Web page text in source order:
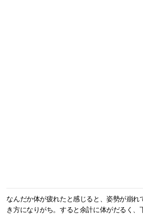
なんだか体が疲れたと感じると、姿勢が崩れ
き方になりがち。すると余計に体がだるく、